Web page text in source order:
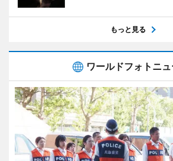
もっと見る
ワールドフォトニ